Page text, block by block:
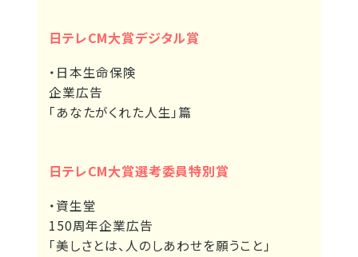
日テレCM大賞デジタル賞
・日本生命保険
企業広告
｢あなたがくれた人生」篇
日テレCM大賞選考委員特別賞
・資生堂
150周年企業広告
｢美しさとは、人のしあわせを願うこと」